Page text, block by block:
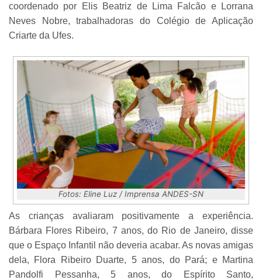
coordenado por Elis Beatriz de Lima Falcão e Lorrana
Neves Nobre, trabalhadoras do Colégio de Aplicação
Criarte da Ufes.
Fotos: Eline Luz / Imprensa ANDES-SN
As crianças avaliaram positivamente a experiência.
Bárbara Flores Ribeiro, 7 anos, do Rio de Janeiro, disse
que o Espaço Infantil não deveria acabar. As novas amigas
dela, Flora Ribeiro Duarte, 5 anos, do Pará; e Martina
Pandolfi Pessanha, 5 anos, do Espírito Santo,